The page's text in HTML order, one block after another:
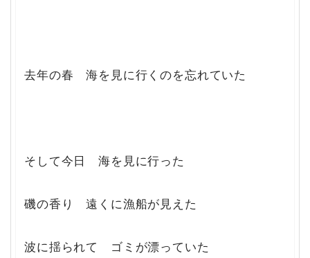
去年の春 海を見に行くのを忘れていた
そして今日 海を見に行った
磯の香り 遠くに漁船が見えた
波に揺られて ゴミが漂っていた